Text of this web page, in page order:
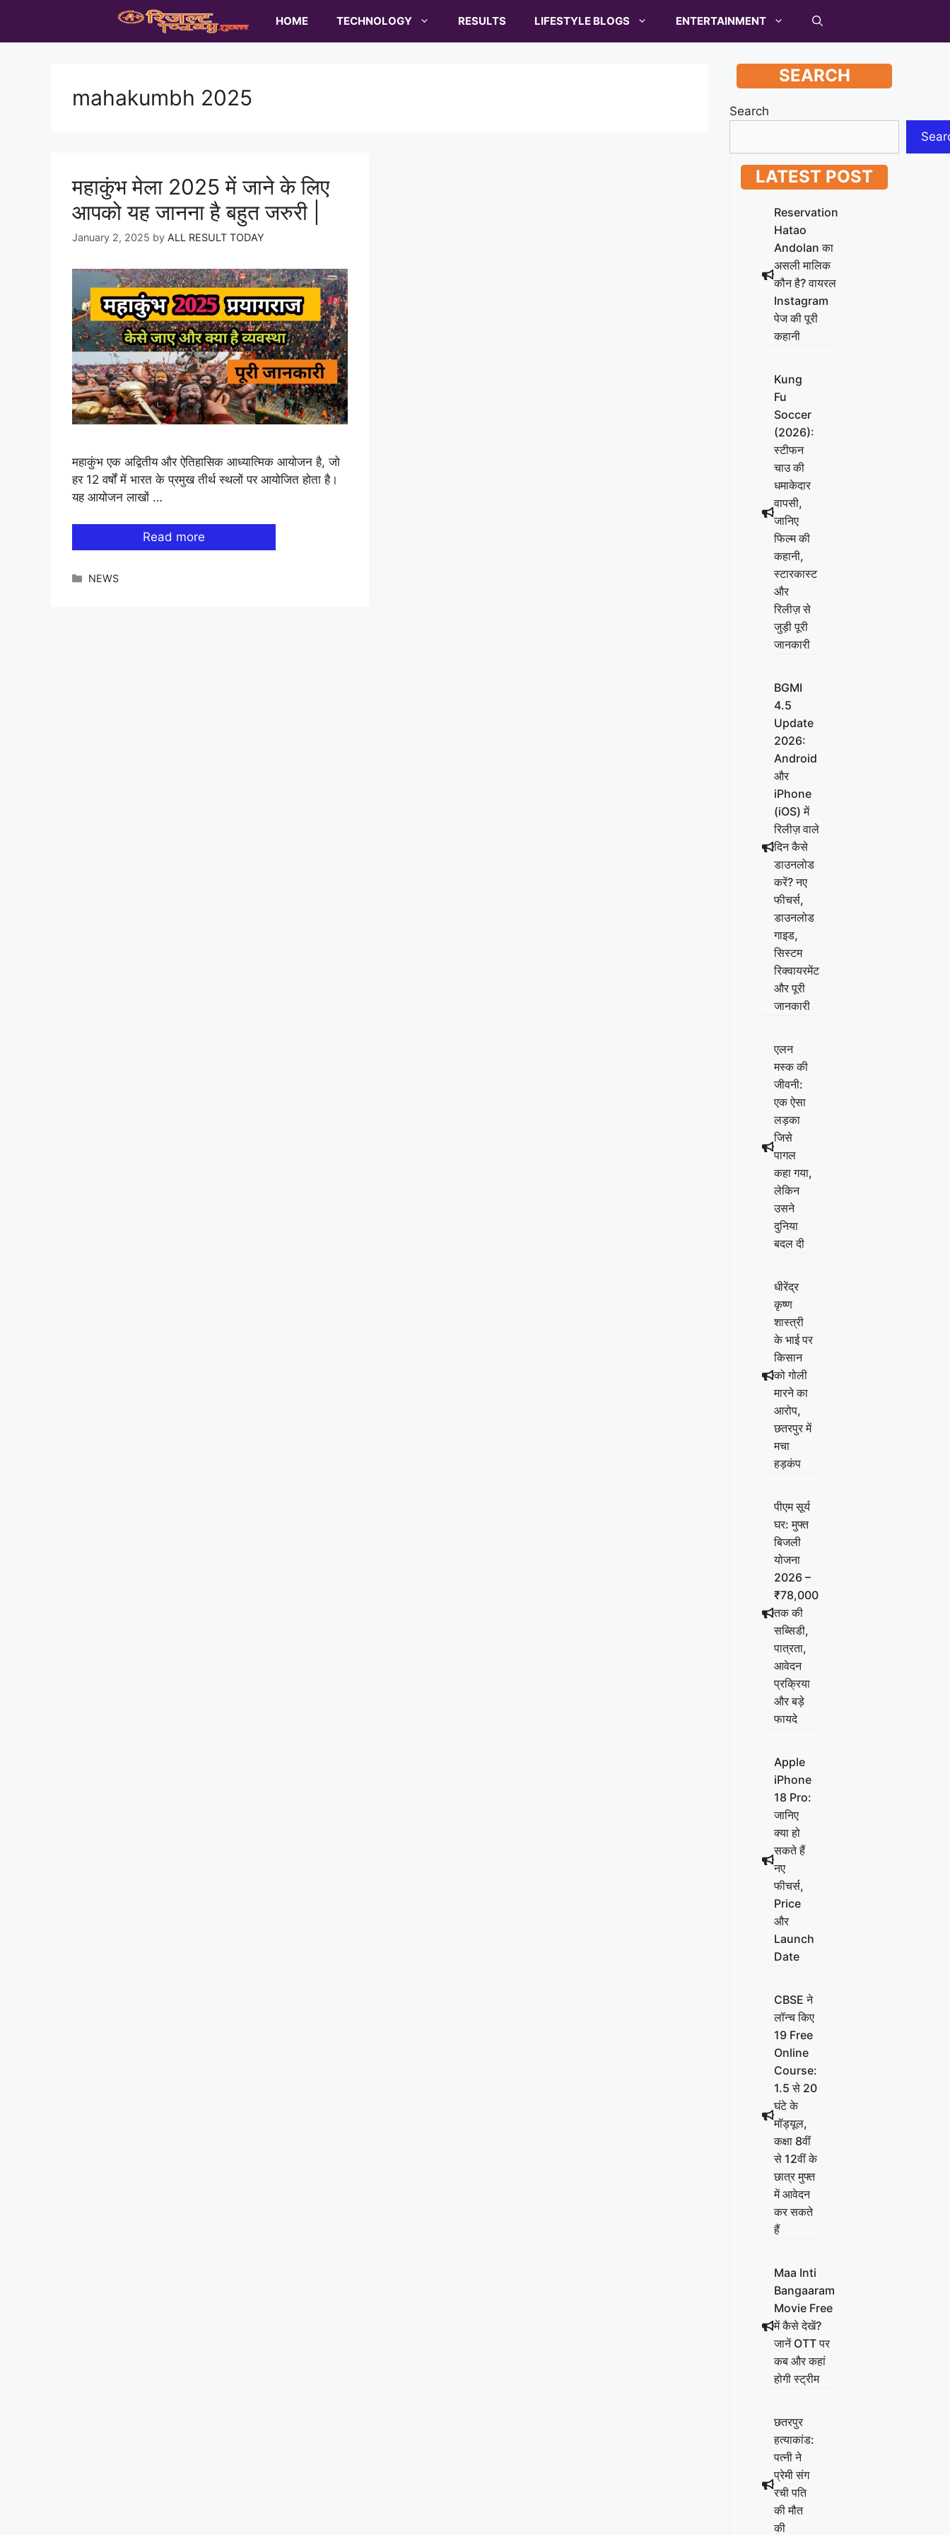
content
HOME TECHNOLOGY RESULTS LIFESTYLE BLOGS ENTERTAINMENT
mahakumbh 2025
महाकुंभ मेला 2025 में जाने के लिए
आपको यह जानना है बहुत जरुरी |
January 2, 2025 by ALL RESULT TODAY
महाकुंभ एक अद्वितीय और ऐतिहासिक आध्यात्मिक आयोजन है, जो
हर 12 वर्षों में भारत के प्रमुख तीर्थ स्थलों पर आयोजित होता है।
यह आयोजन लाखों …
Read more
Categories
NEWS
SEARCH
Search
LATEST POST
Reservation
Hatao
Andolan का
असली मालिक
कौन है? वायरल
Instagram
पेज की पूरी
कहानी
Kung
Fu
Soccer
(2026):
स्टीफन
चाउ की
धमाकेदार
वापसी,
जानिए
फिल्म की
कहानी,
स्टारकास्ट
और
रिलीज़ से
जुड़ी पूरी
जानकारी
BGMI
4.5
Update
2026:
Android
और
iPhone
(iOS) में
रिलीज़ वाले
दिन कैसे
डाउनलोड
करें? नए
फीचर्स,
डाउनलोड
गाइड,
सिस्टम
रिक्वायरमेंट
और पूरी
जानकारी
एलन
मस्क की
जीवनी:
एक ऐसा
लड़का
जिसे
पागल
कहा गया,
लेकिन
उसने
दुनिया
बदल दी
धीरेंद्र
कृष्ण
शास्त्री
के भाई पर
किसान
को गोली
मारने का
आरोप,
छतरपुर में
मचा
हड़कंप
पीएम सूर्य
घर: मुफ्त
बिजली
योजना
2026 –
₹78,000
तक की
सब्सिडी,
पात्रता,
आवेदन
प्रक्रिया
और बड़े
फायदे
Apple
iPhone
18 Pro:
जानिए
क्या हो
सकते हैं
नए
फीचर्स,
Price
और
Launch
Date
CBSE ने
लॉन्च किए
19 Free
Online
Course:
1.5 से 20
घंटे के
मॉड्यूल,
कक्षा 8वीं
से 12वीं के
छात्र मुफ्त
में आवेदन
कर सकते
हैं
Maa Inti
Bangaaram
Movie Free
में कैसे देखें?
जानें OTT पर
कब और कहां
होगी स्ट्रीम
छतरपुर
हत्याकांड:
पत्नी ने
प्रेमी संग
रची पति
की मौत
की